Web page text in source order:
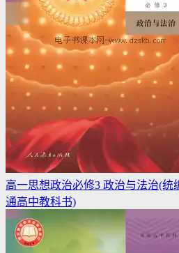
高一思想政治必修3 政治与法治(统
通高中教科书)